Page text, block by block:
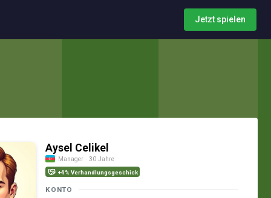
Jetzt spielen
Aysel Celikel
Manager · 30 Jahre
+4% Verhandlungsgeschick
KONTO